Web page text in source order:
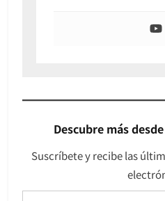
Descubre más
Suscríbete y recibe las
Escribe tu correo electrónico…